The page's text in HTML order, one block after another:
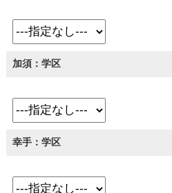
加須：学区
幸手：学区